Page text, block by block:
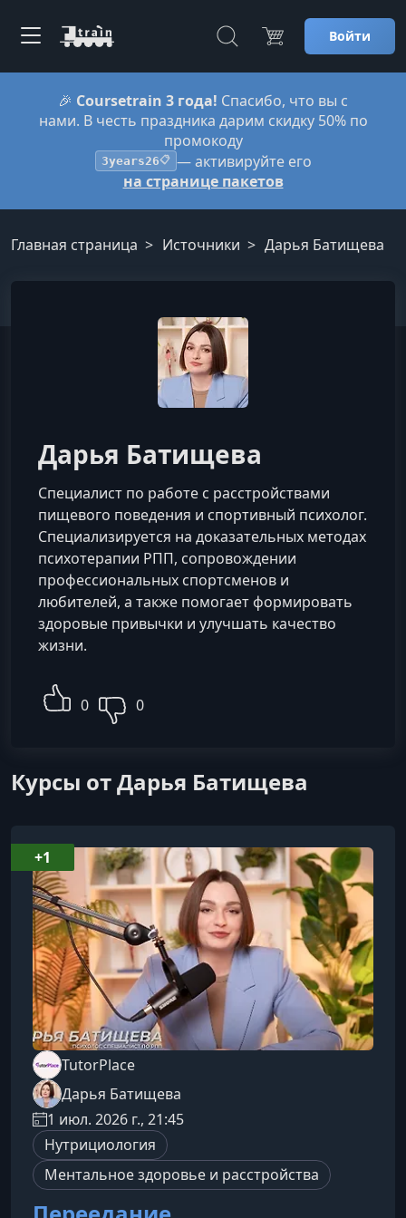
Войти
🎉 Coursetrain 3 года! Спасибо, что вы с
нами. В честь праздника дарим скидку 50% по
промокоду
3years26📋 — активируйте его
на странице пакетов
Главная страница Источники Дарья Батищева
Дарья Батищева
Специалист по работе с расстройствами
пищевого поведения и спортивный психолог.
Специализируется на доказательных методах
психотерапии РПП, сопровождении
профессиональных спортсменов и
любителей, а также помогает формировать
здоровые привычки и улучшать качество
жизни.
0 0
Курсы от Дарья Батищева
TutorPlace
Дарья Батищева
1 июл. 2026 г., 21:45
Нутрициология
Ментальное здоровье и расстройства
+1